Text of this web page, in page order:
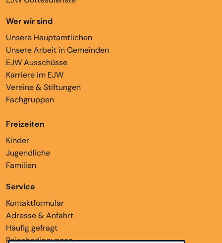
Wer wir sind
Unsere Hauptamtlichen
Unsere Arbeit in Gemeinden
EJW Ausschüsse
Karriere im EJW
Vereine & Stiftungen
Fachgruppen
Freizeiten
Kinder
Jugendliche
Familien
Service
Kontaktformular
Adresse & Anfahrt
Häufig gefragt
Reisebedingungen